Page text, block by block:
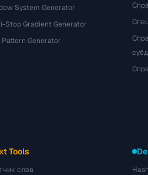
System Generator
Stop Gradient Generator
Pattern Generator
Tools
слов